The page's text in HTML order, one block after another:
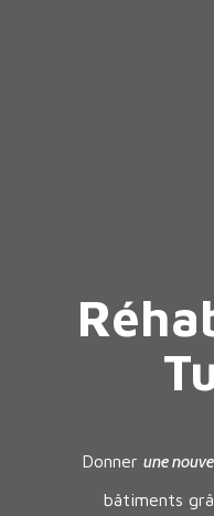
Donner une
bâtiments